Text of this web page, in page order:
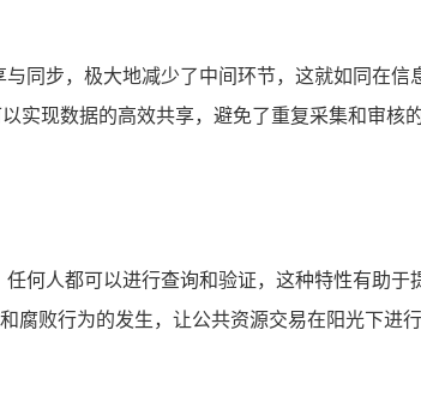
同步，极大地减少了中间环节，这就如同在
实现数据的高效共享，避免了重复采集和审
何人都可以进行查询和验证，这种特性有助
腐败行为的发生，让公共资源交易在阳光下进行